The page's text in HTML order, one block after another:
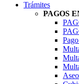
Trámites
PAGOS